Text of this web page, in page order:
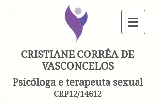
CRISTIANE CORRÊA DE
VASCONCELOS
Psicóloga e terapeuta sexual
CRP12/14612